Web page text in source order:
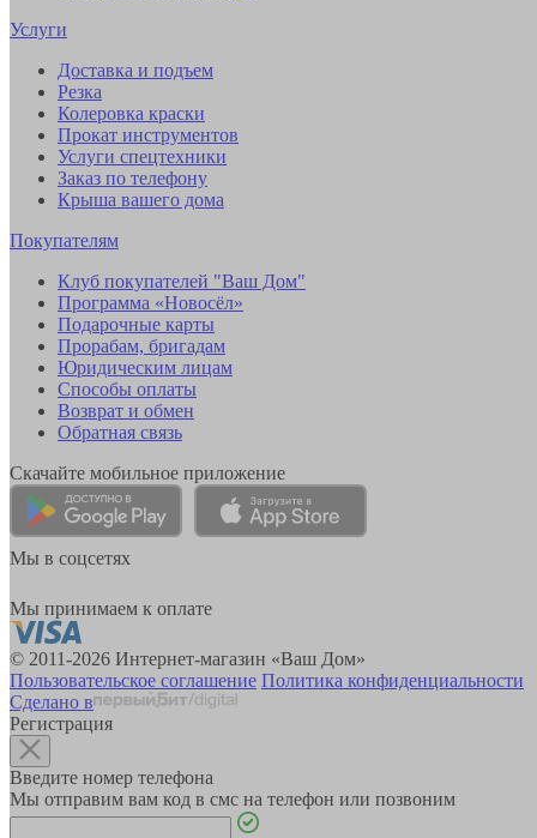
Услуги
Доставка и подъем
Резка
Колеровка краски
Прокат инструментов
Услуги спецтехники
Заказ по телефону
Крыша вашего дома
Покупателям
Клуб покупателей "Ваш Дом"
Программа «Новосёл»
Подарочные карты
Прорабам, бригадам
Юридическим лицам
Способы оплаты
Возврат и обмен
Обратная связь
Скачайте мобильное приложение
Мы в соцсетях
Мы принимаем к оплате
© 2011-2026 Интернет-магазин «Ваш Дом»
Пользовательское соглашение Политика конфиденциальности
Сделано в
Регистрация
Введите номер телефона
Мы отправим вам код в смс на телефон или позвоним